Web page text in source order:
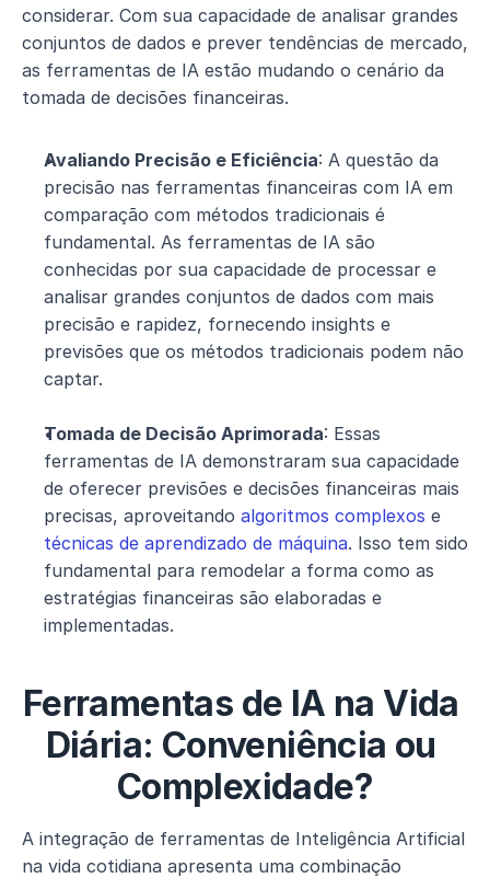
considerar. Com sua capacidade de analisar grandes
conjuntos de dados e prever tendências de mercado,
as ferramentas de IA estão mudando o cenário da
tomada de decisões financeiras.
Avaliando Precisão e Eficiência: A questão da
precisão nas ferramentas financeiras com IA em
comparação com métodos tradicionais é
fundamental. As ferramentas de IA são
conhecidas por sua capacidade de processar e
analisar grandes conjuntos de dados com mais
precisão e rapidez, fornecendo insights e
previsões que os métodos tradicionais podem não
captar.
Tomada de Decisão Aprimorada: Essas
ferramentas de IA demonstraram sua capacidade
de oferecer previsões e decisões financeiras mais
precisas, aproveitando algoritmos complexos
técnicas de aprendizado de máquina. Isso tem sido
fundamental para remodelar a forma como as
estratégias financeiras são elaboradas e
implementadas.
Ferramentas de IA na Vida
Diária: Conveniência ou
Complexidade?
A integração de ferramentas de Inteligência Artificial
na vida cotidiana apresenta uma combinação